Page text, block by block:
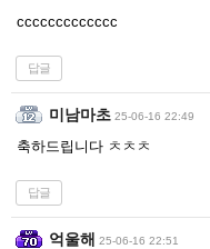
ccccccccccccc
답글
미남마초 25-06-16 22:49
축하드립니다 ㅊㅊㅊ
답글
억울해 25-06-16 22:51